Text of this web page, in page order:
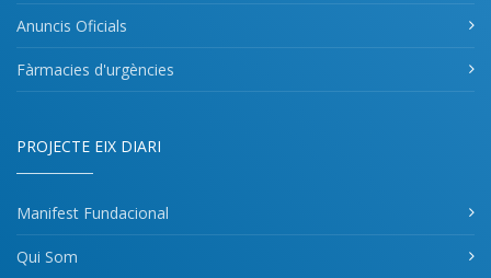
Anuncis Oficials
Fàrmacies d'urgències
PROJECTE EIX DIARI
Manifest Fundacional
Qui Som